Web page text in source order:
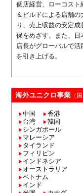
個店経営、ローコス
＆ビルドによる店舗
り、売上収益の安定
保をめざす。また、
店長がグローバルで
を引き上げる。
海外ユニクロ事業（国
中国
香港
台湾
韓国
シンガポール
マレーシア
タイランド
フィリピン
インドネシア
オーストラリア
ベトナム
インド